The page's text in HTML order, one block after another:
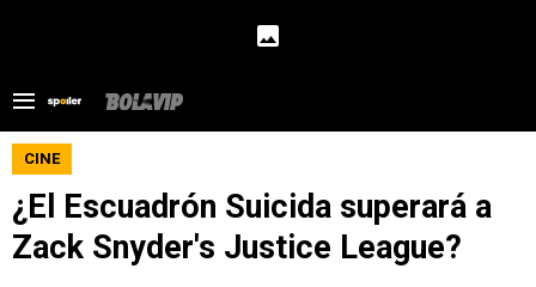
CINE
¿El Escuadrón Suicida superará a
Zack Snyder's Justice League?